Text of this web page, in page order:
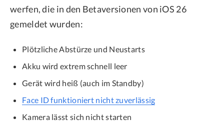
werfen, die in den Betaversionen von iOS 26
gemeldet wurden:
Plötzliche Abstürze und Neustarts
Akku wird extrem schnell leer
Gerät wird heiß (auch im Standby)
Face ID funktioniert nicht zuverlässig
Kamera lässt sich nicht starten